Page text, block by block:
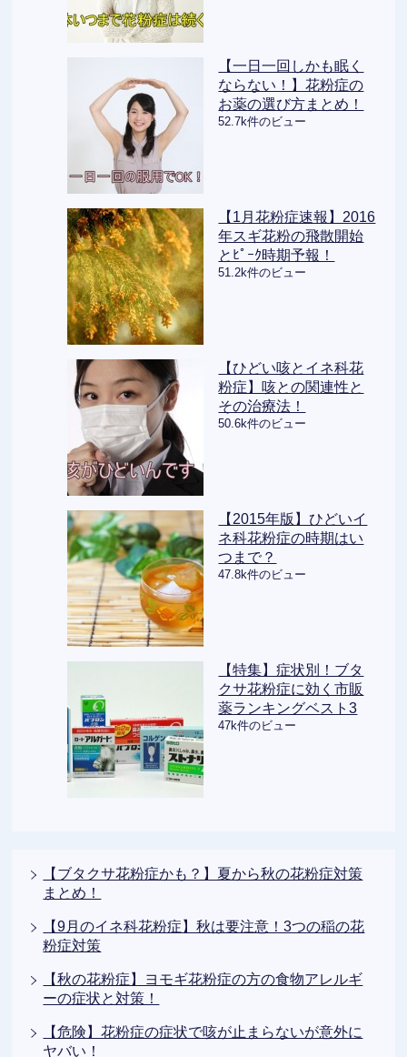
【一日一回しかも眠く
ならない！】花粉症の
お薬の選び方まとめ！
52.7k件のビュー
【1月花粉症速報】2016
年スギ花粉の飛散開始
とﾋﾟｰｸ時期予報！
51.2k件のビュー
【ひどい咳とイネ科花
粉症】咳との関連性と
その治療法！
50.6k件のビュー
【2015年版】ひどいイ
ネ科花粉症の時期はい
つまで？
47.8k件のビュー
【特集】症状別！ブタ
クサ花粉症に効く市販
薬ランキングベスト3
47k件のビュー
【ブタクサ花粉症かも？】夏から秋の花粉症対策
まとめ！
【9月のイネ科花粉症】秋は要注意！3つの稲の花
粉症対策
【秋の花粉症】ヨモギ花粉症の方の食物アレルギ
ーの症状と対策！
【危険】花粉症の症状で咳が止まらないが意外に
ヤバい！